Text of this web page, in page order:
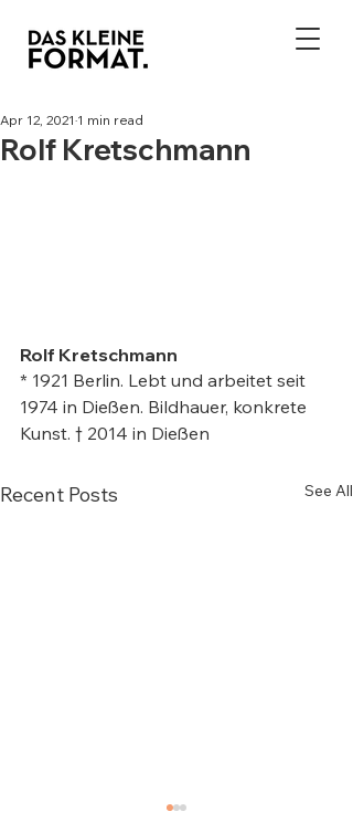
Rolf Kretschmann
Apr 12, 2021 1 min read
Rolf Kretschmann
* 1921 Berlin. Lebt und arbeitet seit
1974 in Dießen. Bildhauer, konkrete
Kunst. † 2014 in Dießen
Recent Posts See All